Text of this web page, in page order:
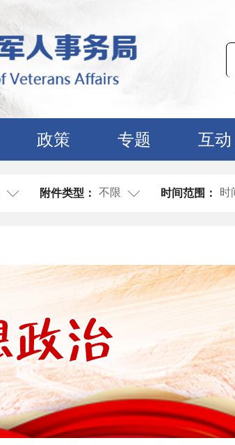
政策 专题 互动
附件类型： 不限 时间范围： 时